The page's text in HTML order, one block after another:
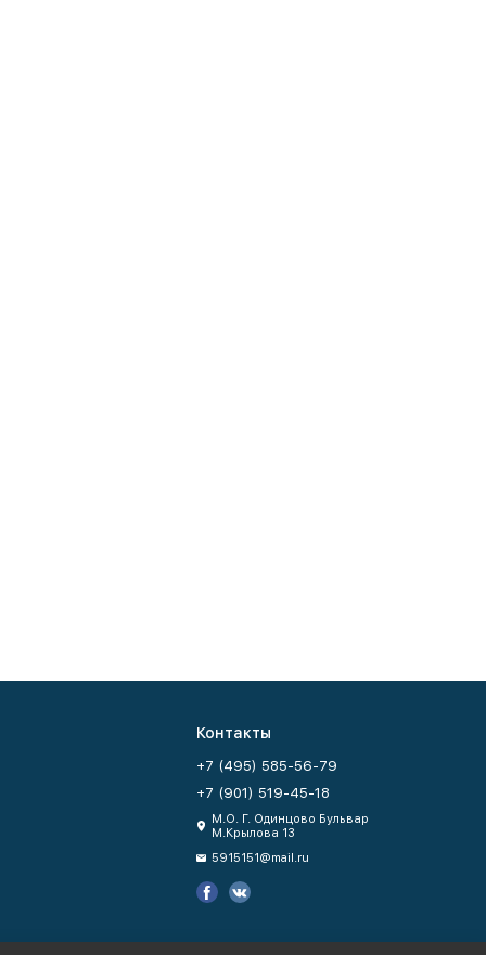
Контакты
+7 (495) 585-56-79
+7 (901) 519-45-18
М.О. Г. Одинцово Бульвар
М.Крылова 13
5915151@mail.ru